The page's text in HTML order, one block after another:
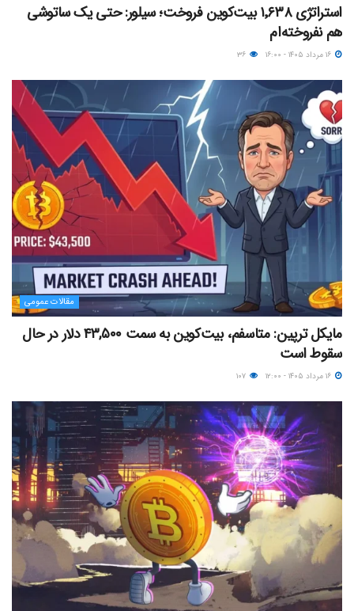
استراتژی ۱٬۶۳۸ بیت‌کوین فروخت؛ سیلور: حتی یک ساتوشی
هم نفروخته‌ام
مقالات عمومی
مایکل ترپین: متاسفم، بیت‌کوین به سمت ۴۳,۵۰۰ دلار در حال
سقوط است